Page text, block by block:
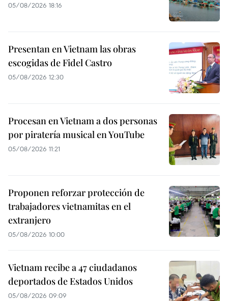
05/08/2026 18:16
Presentan en Vietnam las obras
escogidas de Fidel Castro
05/08/2026 12:30
Procesan en Vietnam a dos personas
por piratería musical en YouTube
05/08/2026 11:21
Proponen reforzar protección de
trabajadores vietnamitas en el
extranjero
05/08/2026 10:00
Vietnam recibe a 47 ciudadanos
deportados de Estados Unidos
05/08/2026 09:09